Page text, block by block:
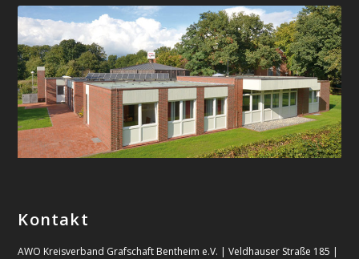
Kontakt
AWO Kreisverband Grafschaft Bentheim e.V. | Veldhauser Straße 185 |